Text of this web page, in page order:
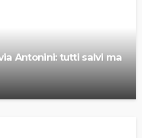
Antonini: tutti salvi ma